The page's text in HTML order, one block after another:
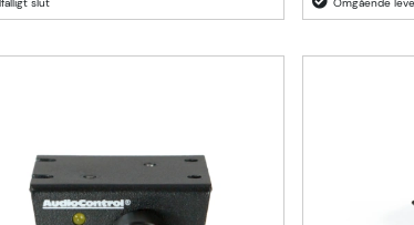
slut